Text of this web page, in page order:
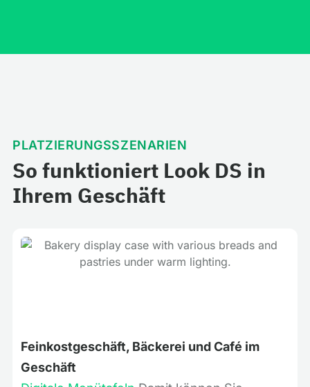
PLATZIERUNGSSZENARIEN
So funktioniert Look DS in
Ihrem Geschäft
Feinkostgeschäft, Bäckerei und Café im
Geschäft